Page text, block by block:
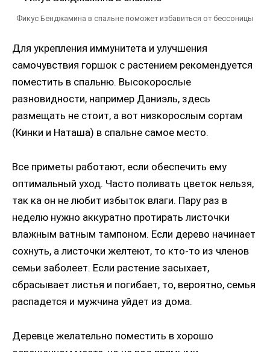
Фикус Бенджамина в спальне поможет избавиться от бессоницы
Для укрепления иммунитета и улучшения
самочувствия горшок с растением рекомендуется
поместить в спальню. Высокорослые
разновидности, например Даниэль, здесь
размещать не стоит, а вот низкорослым сортам
(Кинки и Наташа) в спальне самое место.
Все приметы работают, если обеспечить ему
оптимальный уход. Часто поливать цветок нельзя,
так ка он не любит избыток влаги. Пару раз в
неделю нужно аккуратно протирать листочки
влажным ватным тампоном. Если дерево начинает
сохнуть, а листочки желтеют, то кто-то из членов
семьи заболеет. Если растение засыхает,
сбрасывает листья и погибает, то, вероятно, семья
распадется и мужчина уйдет из дома.
Деревце желательно поместить в хорошо